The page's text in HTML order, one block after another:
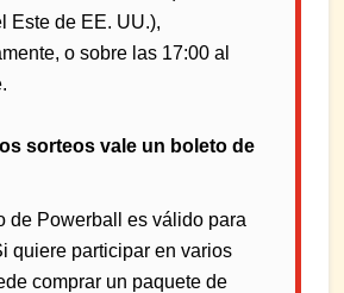
Este de EE. UU.),
o sobre las 17:00 al
sorteos vale un boleto de
de Powerball es válido para
quiere participar en varios
comprar un paquete de